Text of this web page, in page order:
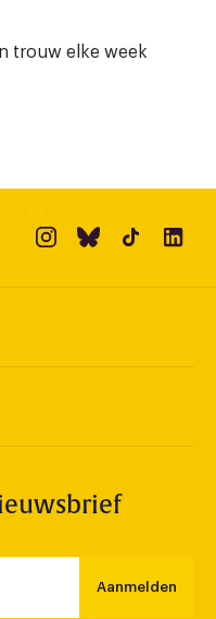
trouw elke week
Aanmelden